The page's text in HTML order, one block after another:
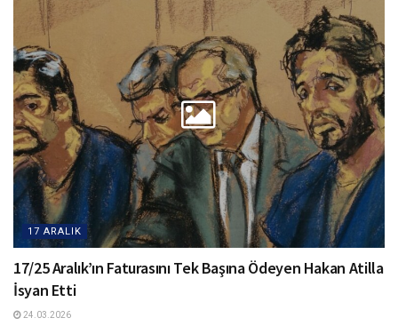
17 ARALIK
17/25 Aralık’ın Faturasını Tek Başına Ödeyen Hakan Atilla
İsyan Etti
24.03.2026